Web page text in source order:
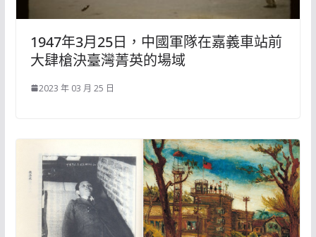
1947年3月25日，中國軍隊在嘉義車站前
大肆槍決臺灣菁英的場域
2023 年 03 月 25 日